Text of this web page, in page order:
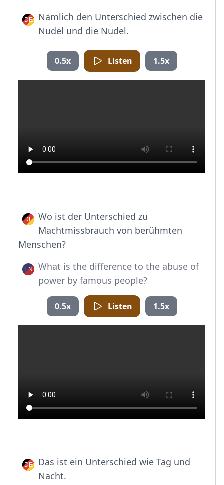
Nämlich den Unterschied zwischen die
Nudel und die Nudel.
0.5x Listen 1.5x
Wo ist der Unterschied zu
Machtmissbrauch von berühmten
Menschen?
What is the difference to the abuse of
power by famous people?
0.5x Listen 1.5x
Das ist ein Unterschied wie Tag und
Nacht.